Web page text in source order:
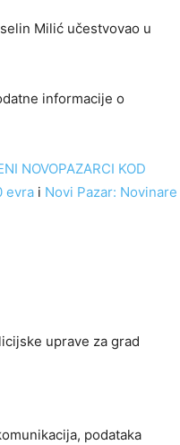
Milić učestvovao u
informacije o
NOVOPAZARCI KOD
evra i Novi Pazar: Novinare
uprave za grad
podataka